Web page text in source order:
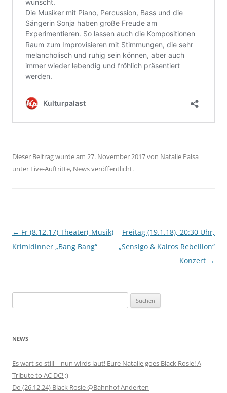
Dieser Beitrag wurde am 27. November 2017von Natalie Palsa
unter Live-Auftritte, Newsveröffentlicht.
Beitragsnavigation
← Fr (8.12.17) Theater(-Musik)
Krimidinner „Bang Bang“
Freitag (19.1.18), 20:30 Uhr,
„Sensigo & Kairos Rebellion“
Konzert →
nach:
NEWS
Es wart so still – nun wirds laut! Eure Natalie goes Black Rosie! A
Tribute to AC DC! ;)
Do (26.12.24) Black Rosie @Bahnhof Anderten